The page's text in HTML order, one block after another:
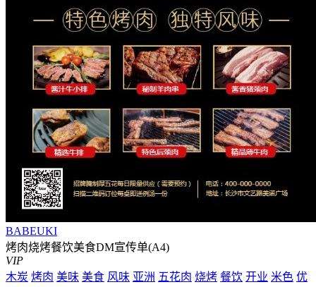
BABEUKI
烤肉烧烤餐饮美食DM宣传单(A4)
VIP
木炭 烤肉 美味 美食 风味 亚洲 五花肉 烧烤 餐饮 开业 米色 优